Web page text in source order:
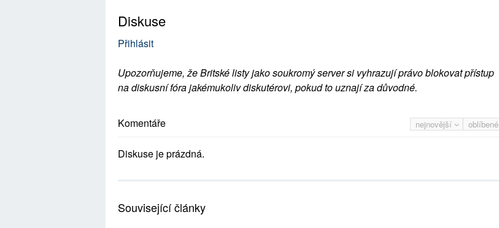
Diskuse
Přihlásit
Upozorňujeme, že Britské listy jako soukromý server si vyhrazují právo blokovat přístup
na diskusní fóra jakémukoliv diskutérovi, pokud to uznají za důvodné.
nejnovější oblíbené
Komentáře
Diskuse je prázdná.
Související články